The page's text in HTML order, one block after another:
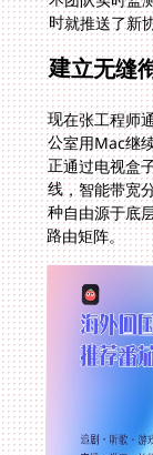
时就推送了新
建立无缝
现在张工程师
公室用Mac继
正通过电视盒
线，智能带宽
种自由源于底
路由矩阵。